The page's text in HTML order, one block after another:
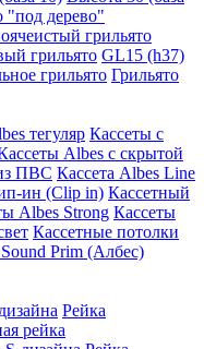
"под дерево"
грильято
грильято GL15 (h37)
грильято Грильято
тегуляр Кассеты с
Albes с скрытой
ПВС Кассета Albes Line
ин (Clip in) Кассетный
Albes Strong Кассеты
Кассетные потолки
Prim (Албес)
Рейка
рейка